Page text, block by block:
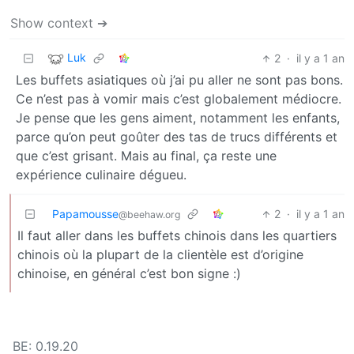
Show context ➔
Luk 2 · il y a 1 an
Les buffets asiatiques où j’ai pu aller ne sont pas bons.
Ce n’est pas à vomir mais c’est globalement médiocre.
Je pense que les gens aiment, notamment les enfants,
parce qu’on peut goûter des tas de trucs différents et
que c’est grisant. Mais au final, ça reste une
expérience culinaire dégueu.
Papamousse@beehaw.org 2 · il y a 1 an
Il faut aller dans les buffets chinois dans les quartiers
chinois où la plupart de la clientèle est d’origine
chinoise, en général c’est bon signe :)
BE: 0.19.20